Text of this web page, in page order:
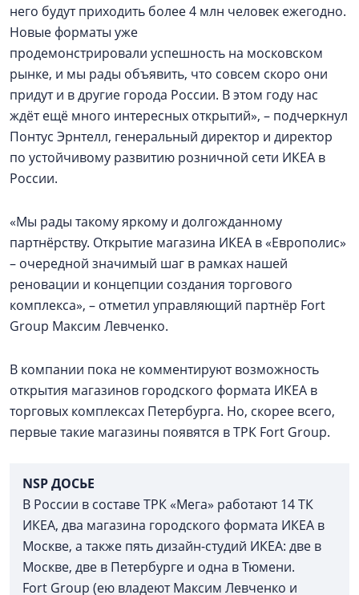
него будут приходить более 4 млн человек ежегодно.
Новые форматы уже
продемонстрировали успешность на московском
рынке, и мы рады объявить, что совсем скоро они
придут и в другие города России. В этом году нас
ждёт ещё много интересных открытий», – подчеркнул
Понтус Эрнтелл, генеральный директор и директор
по устойчивому развитию розничной сети ИКЕА в
России.
«Мы рады такому яркому и долгожданному
партнёрству. Открытие магазина ИКЕА в «Европолис»
– очередной значимый шаг в рамках нашей
реновации и концепции создания торгового
комплекса», – отметил управляющий партнёр Fort
Group Максим Левченко.
В компании пока не комментируют возможность
открытия магазинов городского формата ИКЕА в
торговых комплексах Петербурга. Но, скорее всего,
первые такие магазины появятся в ТРК Fort Group.
NSP ДОСЬЕ
В России в составе ТРК «Мега» работают 14 ТК
ИКЕА, два магазина городского формата ИКЕА в
Москве, а также пять дизайн-студий ИКЕА: две в
Москве, две в Петербурге и одна в Тюмени.
Fort Group (ею владеют Максим Левченко и